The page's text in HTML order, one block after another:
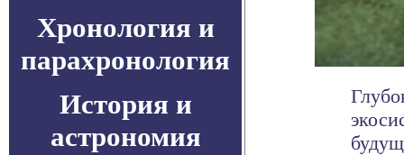
Хронология и
парахронология
История и
астрономия